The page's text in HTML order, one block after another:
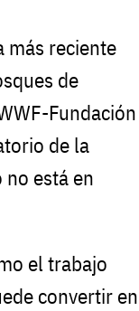
más reciente
de
Fundación
de la
está en
el trabajo
convertir en